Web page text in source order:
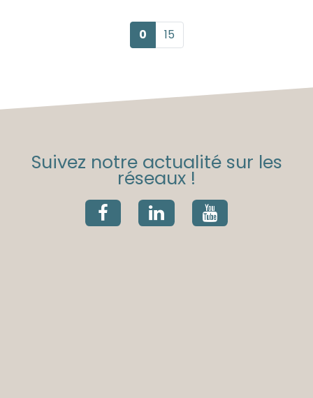
0 15
Suivez notre actualité sur les
réseaux !